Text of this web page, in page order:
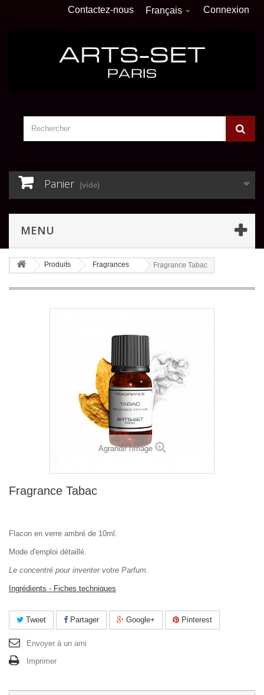
Connexion
Français
Contactez-nous
Panier (vide)
MENU
Produits Fragrances Fragrance Tabac
Agrandir l'image
Fragrance Tabac
Flacon en verre ambré de 10ml.
Mode d'emploi détaillé.
Le concentré pour inventer votre Parfum.
Ingrédients - Fiches techniques
Tweet Partager Google+ Pinterest
Envoyer à un ami
Imprimer